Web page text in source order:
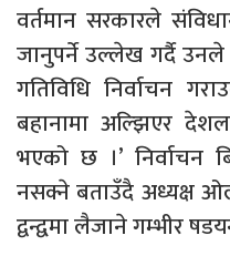
वर्तमान सरकारले
जानुपर्ने उल्लेख गर्दै
गतिविधि निर्वाचन
बहानामा अल्झिएर
भएको छ ।’ निर्वाचन
नसक्ने बताउँदै अध्यक्ष
द्वन्द्वमा लैजाने गम्भीर